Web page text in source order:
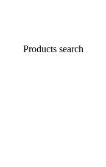
Products search